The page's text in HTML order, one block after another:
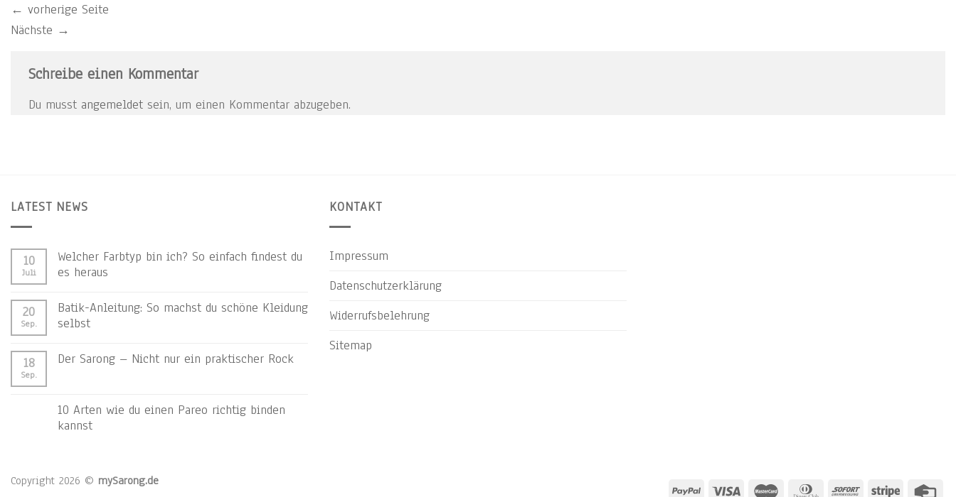
← vorherige Seite
Nächste →
Schreibe einen Kommentar
Du musst angemeldet sein, um einen Kommentar abzugeben.
LATEST NEWS
10
Juli
Welcher Farbtyp bin ich? So einfach findest du
es heraus
20
Sep.
Batik-Anleitung: So machst du schöne Kleidung
selbst
18
Sep.
Der Sarong – Nicht nur ein praktischer Rock
10 Arten wie du einen Pareo richtig binden
kannst
KONTAKT
Impressum
Datenschutzerklärung
Widerrufsbelehrung
Sitemap
Copyright 2026 © mySarong.de